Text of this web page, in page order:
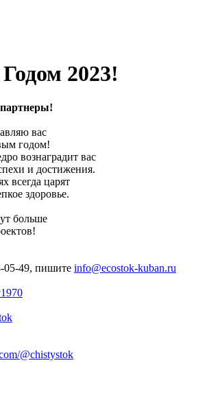
2023!
вас
годом!
вознаградит вас
и достижения.
всегда царят
здоровье.
больше
05-49, пишите info@ecostok-kuban.ru
@chistystok